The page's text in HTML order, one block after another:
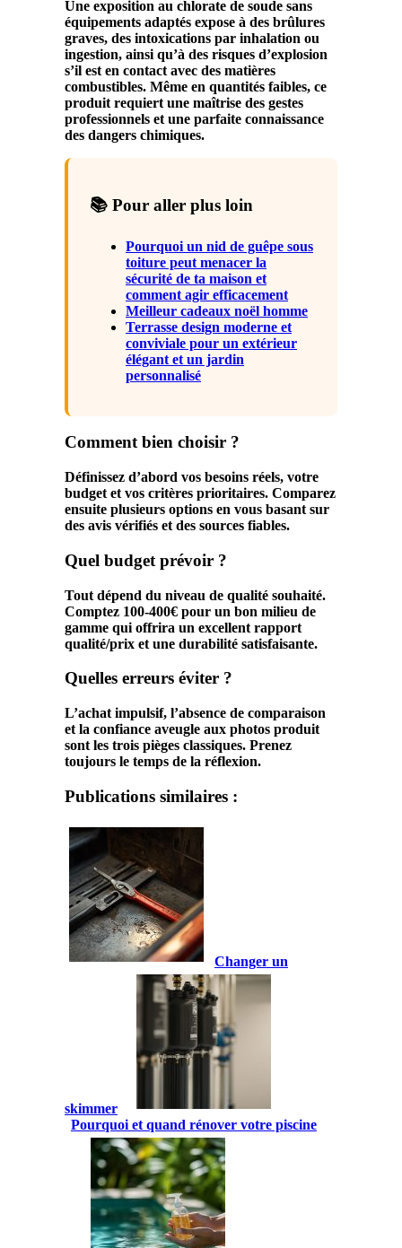
Une exposition au chlorate de soude sans
équipements adaptés expose à des brûlures
graves, des intoxications par inhalation ou
ingestion, ainsi qu’à des risques d’explosion
s’il est en contact avec des matières
combustibles. Même en quantités faibles, ce
produit requiert une maîtrise des gestes
professionnels et une parfaite connaissance
des dangers chimiques.
📚 Pour aller plus loin
Pourquoi un nid de guêpe sous
toiture peut menacer la
sécurité de ta maison et
comment agir efficacement
Meilleur cadeaux noël homme
Terrasse design moderne et
conviviale pour un extérieur
élégant et un jardin
personnalisé
Comment bien choisir ?
Définissez d’abord vos besoins réels, votre
budget et vos critères prioritaires. Comparez
ensuite plusieurs options en vous basant sur
des avis vérifiés et des sources fiables.
Quel budget prévoir ?
Tout dépend du niveau de qualité souhaité.
Comptez 100-400€ pour un bon milieu de
gamme qui offrira un excellent rapport
qualité/prix et une durabilité satisfaisante.
Quelles erreurs éviter ?
L’achat impulsif, l’absence de comparaison
et la confiance aveugle aux photos produit
sont les trois pièges classiques. Prenez
toujours le temps de la réflexion.
Publications similaires :
Changer un
skimmer
Pourquoi et quand rénover votre piscine